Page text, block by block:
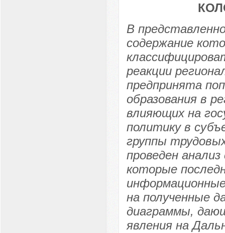
В
содержание
реакции
предпринята
образования в
влияющих на
политику в
группы
проведен
которые
на полученные
диаграммы,
явления на